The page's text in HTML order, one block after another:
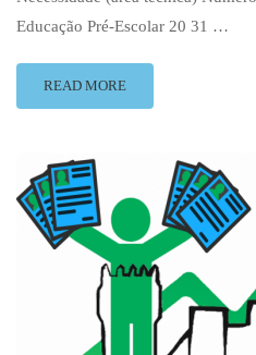
Educação Pré-Escolar 20 31 …
READ
MORE
DE
HORÁRIOS
2023-
2024
READ MORE